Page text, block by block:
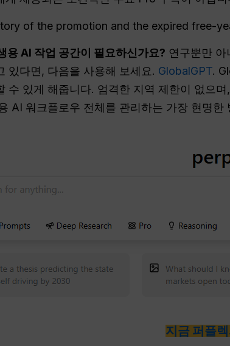
of the promotion and the expired free-
용 AI 작업 공간이 필요하신가요? 연구뿐만
있다면, 다음을 사용해 보세요. GlobalGPT.
수 있게 해줍니다. 엄격한 지역 제한이 없으
AI 워크플로우 전체를 관리하는 가장 현명한
지금 퍼플